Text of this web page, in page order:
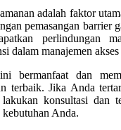
adalah faktor
pemasangan barrier
perlindungan
dalam manajemen akses
bermanfaat dan
terbaik. Jika Anda
konsultasi dan
kebutuhan Anda.